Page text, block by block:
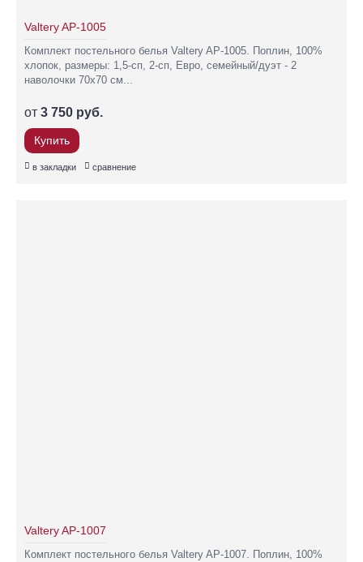
Valtery AP-1005
Комплект постельного белья Valtery AP-1005. Поплин, 100%
хлопок, размеры: 1,5-сп, 2-сп, Евро, семейный/дуэт - 2
наволочки 70х70 см...
от 3 750 руб.
Купить
в закладки сравнение
Valtery AP-1007
Комплект постельного белья Valtery AP-1007. Поплин, 100%